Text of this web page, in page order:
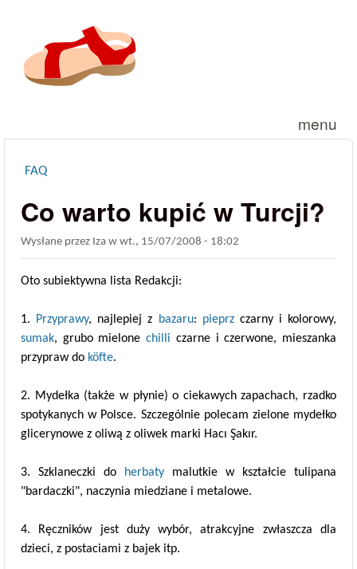
menu
FAQ
Co warto kupić w Turcji?
Wysłane przez Iza w wt., 15/07/2008 - 18:02
Oto subiektywna lista Redakcji:
1. Przyprawy, najlepiej z bazaru: pieprzczarny i kolorowy,
sumak, grubo mielonechilli czarne i czerwone, mieszanka
przypraw do köfte.
2. Mydełka (także w płynie) o ciekawych zapachach, rzadko
spotykanych w Polsce. Szczególnie polecam zielone mydełko
glicerynowe z oliwą z oliwek marki Hacı Şakır.
3. Szklaneczki do herbaty malutkie w kształcie tulipana
"bardaczki", naczynia miedziane i metalowe.
4. Ręczników jest duży wybór, atrakcyjne zwłaszcza dla
dzieci, z postaciami z bajek itp.